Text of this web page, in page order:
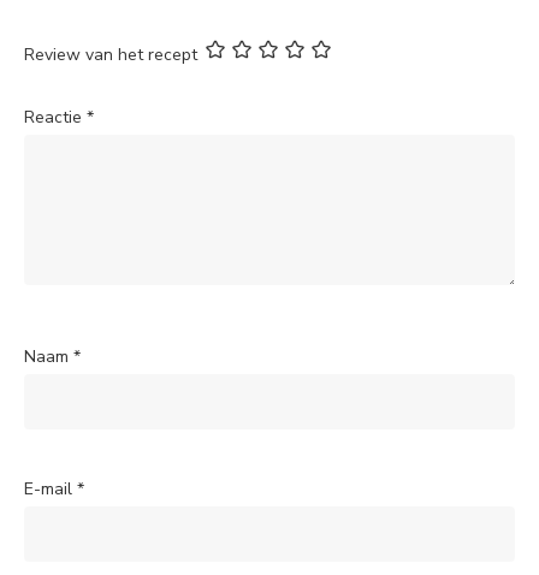
Review van het recept
Reactie *
Naam *
E-mail *